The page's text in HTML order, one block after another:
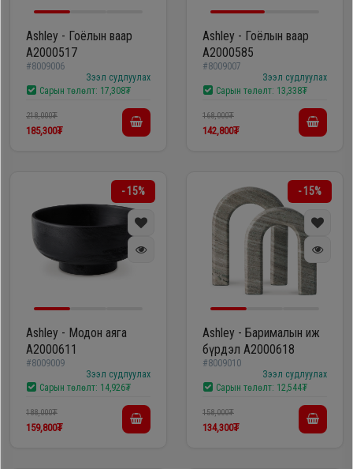
Ashley - Гоёлын ваар
A2000517
#8009006
Зээл судлуулах
Сарын төлөлт: 17,308₮
218,000₮
185,300₮
Ashley - Гоёлын ваар
A2000585
#8009007
Зээл судлуулах
Сарын төлөлт: 13,338₮
168,000₮
142,800₮
- 15%
Ashley - Модон аяга
A2000611
#8009009
Зээл судлуулах
Сарын төлөлт: 14,926₮
188,000₮
159,800₮
- 15%
Ashley - Барималын иж
бүрдэл A2000618
#8009010
Зээл судлуулах
Сарын төлөлт: 12,544₮
158,000₮
134,300₮